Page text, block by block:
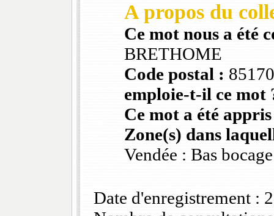
A propos du
Ce mot nous a été
BRETHOME
Code postal :
emploie-t-il ce mot
Ce mot a été
Zone(s) dans
Vendée : Bas
Date d'enregistrement :